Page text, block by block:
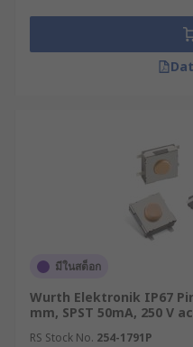
หากคุณกำลังมองหาแหล่งจ
Tactile Switch สำหรับคีย์บ
ๆ ที่เว็บไซต์ RS เราคือตัวแ
ชั่วโมง พร้อมบริการจัดส่งทั่
รับคำแนะนำจากผู้เชี่ยวชา
มีในสต็อก
Wurth Elektronik IP67
mm, SPST 50mA, 250 V
RS Stock No. 254-1791P